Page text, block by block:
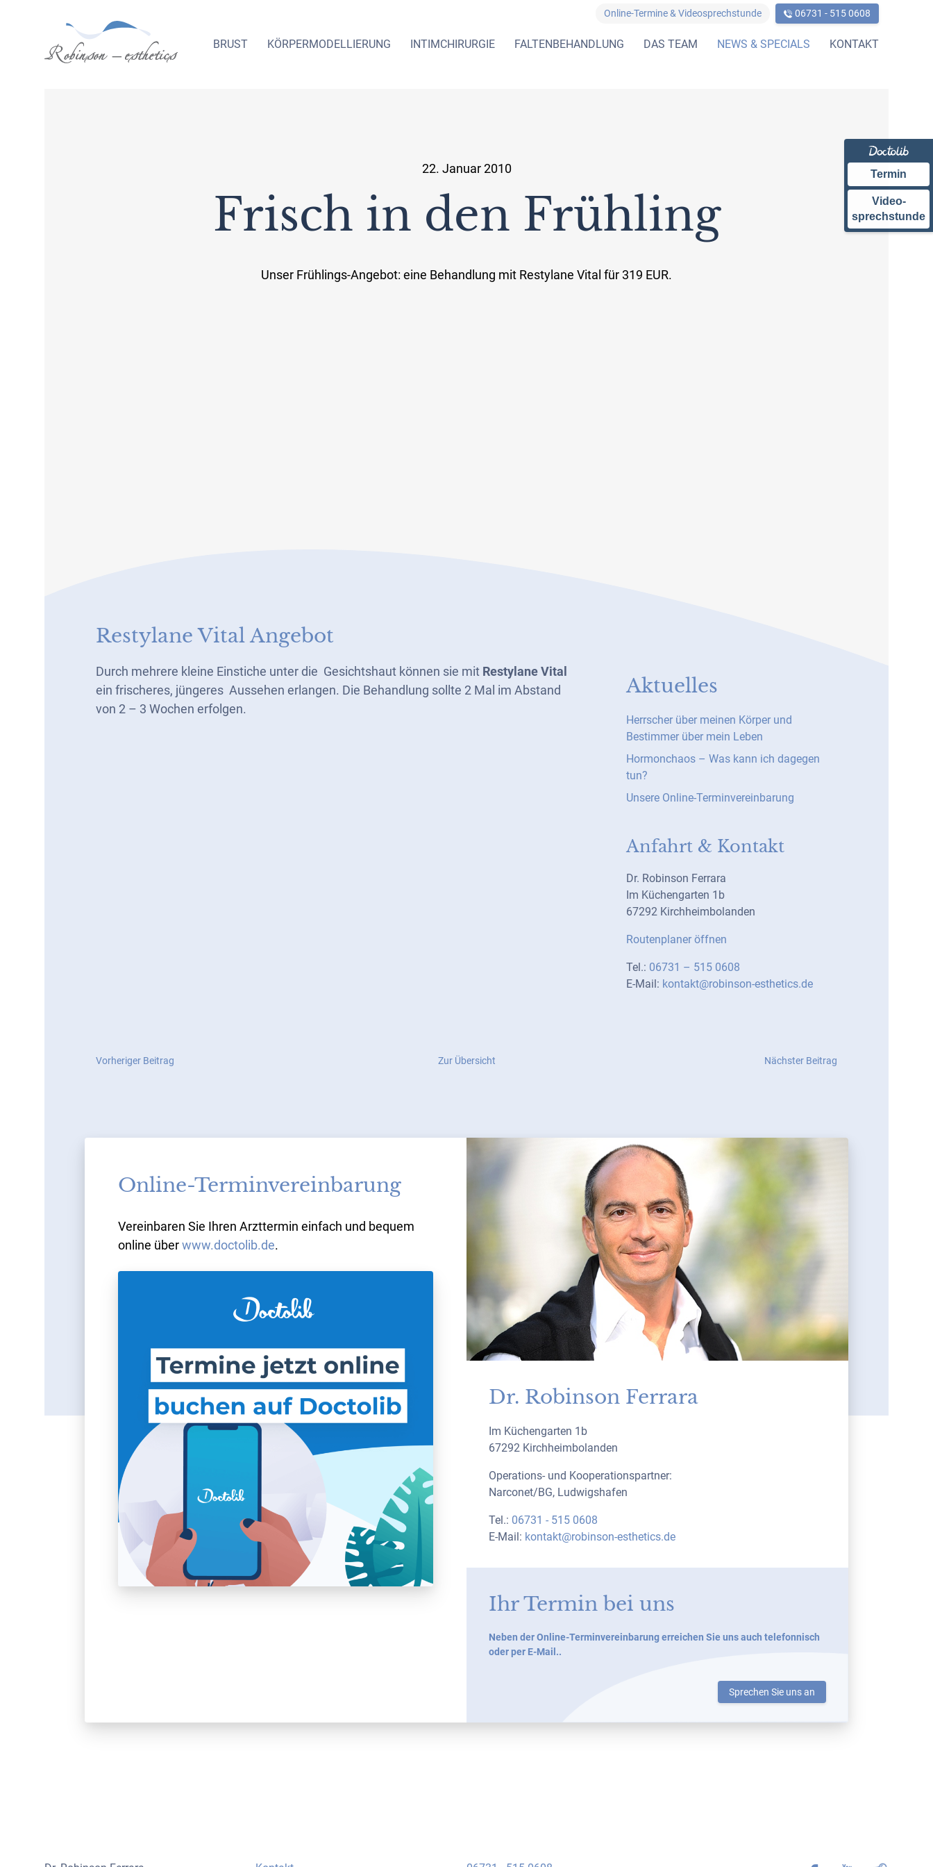
Online-Termine & Videosprechstunde 06731 - 515 0608
BRUST KÖRPERMODELLIERUNG INTIMCHIRURGIE FALTENBEHANDLUNG DAS TEAM NEWS & SPECIALS KONTAKT
22. Januar 2010
Frisch in den Frühling
Unser Frühlings-Angebot: eine Behandlung mit Restylane Vital für 319 EUR.
Restylane Vital Angebot
Durch mehrere kleine Einstiche unter die Gesichtshaut können sie mit Restylane Vital
ein frischeres, jüngeres Aussehen erlangen. Die Behandlung sollte 2 Mal im Abstand
von 2 – 3 Wochen erfolgen.
Aktuelles
Herrscher über meinen Körper und
Bestimmer über mein Leben
Hormonchaos – Was kann ich dagegen
tun?
Unsere Online-Terminvereinbarung
Anfahrt & Kontakt
Dr. Robinson Ferrara
Im Küchengarten 1b
67292 Kirchheimbolanden
Routenplaner öffnen
Tel.: 06731 – 515 0608
E-Mail: kontakt@robinson-esthetics.de
Beitrags
Vorheriger Beitrag
man
Alter
Zur Übersicht Nächster Beitrag
Online-Terminvereinbarung
Vereinbaren Sie Ihren Arzttermin einfach und bequem
online überwww.doctolib.de.
Dr. Robinson Ferrara
Im Küchengarten 1b
67292 Kirchheimbolanden
Operations- und Kooperationspartner:
Narconet/BG, Ludwigshafen
Tel.: 06731 - 515 0608
E-Mail: kontakt@robinson-esthetics.de
Ihr Termin bei uns
Neben der Online-Terminvereinbarung erreichen Sie uns auch telefonnisch
oder per E-Mail..
Sprechen Sie uns an
Termin
Video-
sprechstunde